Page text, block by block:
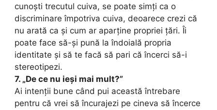
cunoști trecutul cuiva, se poate simți ca o
discriminare împotriva cuiva, deoarece crezi că
nu arată ca și cum ar aparține propriei țări. Îi
poate face să-și pună la îndoială propria
identitate și să te facă să pari că încerci să-i
stereotipezi.
7. „De ce nu ieși mai mult?”
Ai intenții bune când pui această întrebare
pentru că vrei să încurajezi pe cineva să încerce